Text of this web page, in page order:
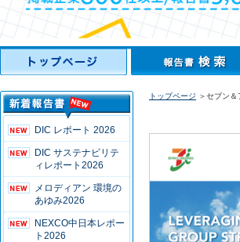
DIC レポート 2026
DIC サステナビリテ
ィレポート2026
メロディアン 環境の
あゆみ2026
NEXCO中日本レポー
ト2026
トップページ ＞セブン